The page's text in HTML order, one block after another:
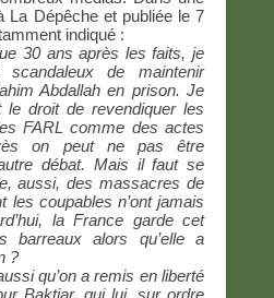
La Dépêche et publiée le 7
indiqué :
30 ans après les faits, je
de maintenir
Abdallah en prison. Je
le droit de revendiquer les
FARL comme des actes
on peut ne pas être
débat. Mais il faut se
aussi, des massacres de
les coupables n’ont jamais
la France garde cet
barreaux alors qu’elle a
?
qu’on a remis en liberté
Baktiar, qui lui, sur ordre